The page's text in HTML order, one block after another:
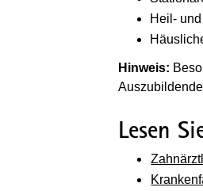
Heil-
Hinweis:
Lesen